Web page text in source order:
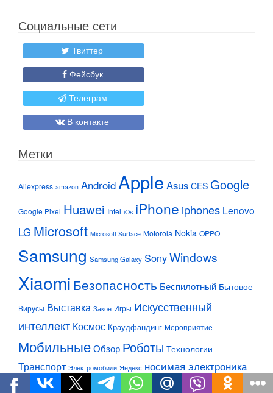
Социальные сети
Твиттер
Фейсбук
Телеграм
В контакте
Метки
Aliexpress amazon Android Apple Asus CES Google
Google Pixel Huawei Intel iOs iPhone iphones Lenovo
LG Microsoft Microsoft Surface Motorola Nokia OPPO
Samsung Samsung Galaxy SonyWindows
Xiaomi Безопасность Беспилотный Бытовое
Вирусы Выставка Закон Игры Искусственный
интеллект Космос Краудфандинг Мероприятие
МобильныеОбзор Роботы Технологии
Транспорт Электромобили Яндекс носимая электроника
электро